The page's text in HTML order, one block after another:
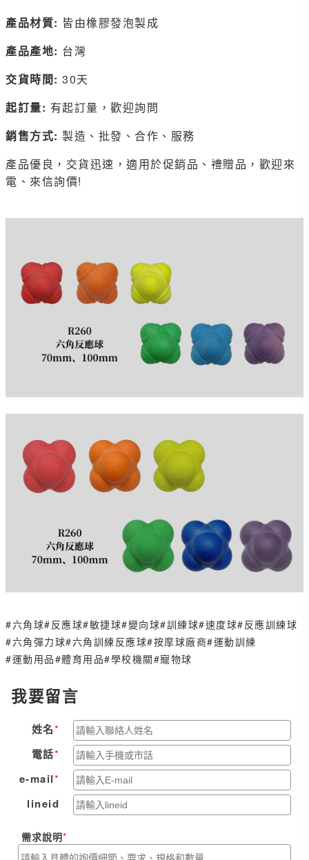
產品材質: 皆由橡膠發泡製成
產品產地: 台灣
交貨時間: 30天
起訂量: 有起訂量，歡迎詢問
銷售方式: 製造、批發、合作、服務
產品優良，交貨迅速，適用於促銷品、禮贈品，歡迎來
電、來信詢價!
#六角球#反應球#敏捷球#變向球#訓練球#速度球#反應訓練球
#六角彈力球#六角訓練反應球#按摩球廠商#運動訓練
#運動用品#體育用品#學校機關#寵物球
我要留言
需求說明
姓名
電話
e-mail
lineid